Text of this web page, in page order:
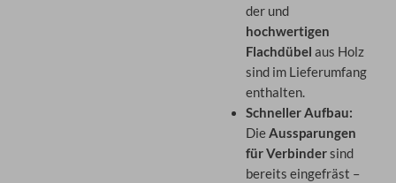
der und
hochwertigen
Flachdübel aus Holz
sind im Lieferumfang
enthalten.
Schneller Aufbau:
DieAussparungen
für Verbindersind
bereits eingefräst –